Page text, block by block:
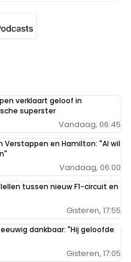
verklaart geloof in
superster
Vandaag, 06:45
Verstappen en Hamilton: "Al wil
Vandaag, 06:00
tussen nieuw F1-circuit en
Gisteren, 17:55
eeuwig dankbaar: "Hij geloofde
Gisteren, 17:05